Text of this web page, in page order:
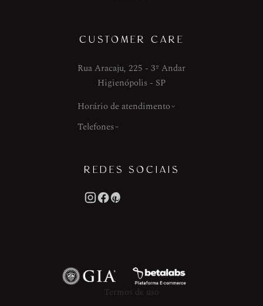
CUSTOMER CARE
Rua Aracaju, 225 - 3º Andar
Higienópolis - SP
Horário de atendimento
Telefones
REDES SOCIAIS
Termos de uso